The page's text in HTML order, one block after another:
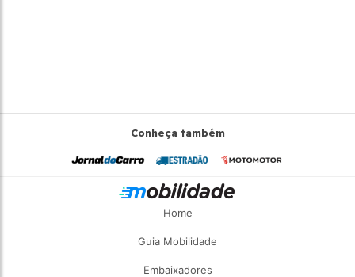
Conheça também
Home
Guia Mobilidade
Embaixadores